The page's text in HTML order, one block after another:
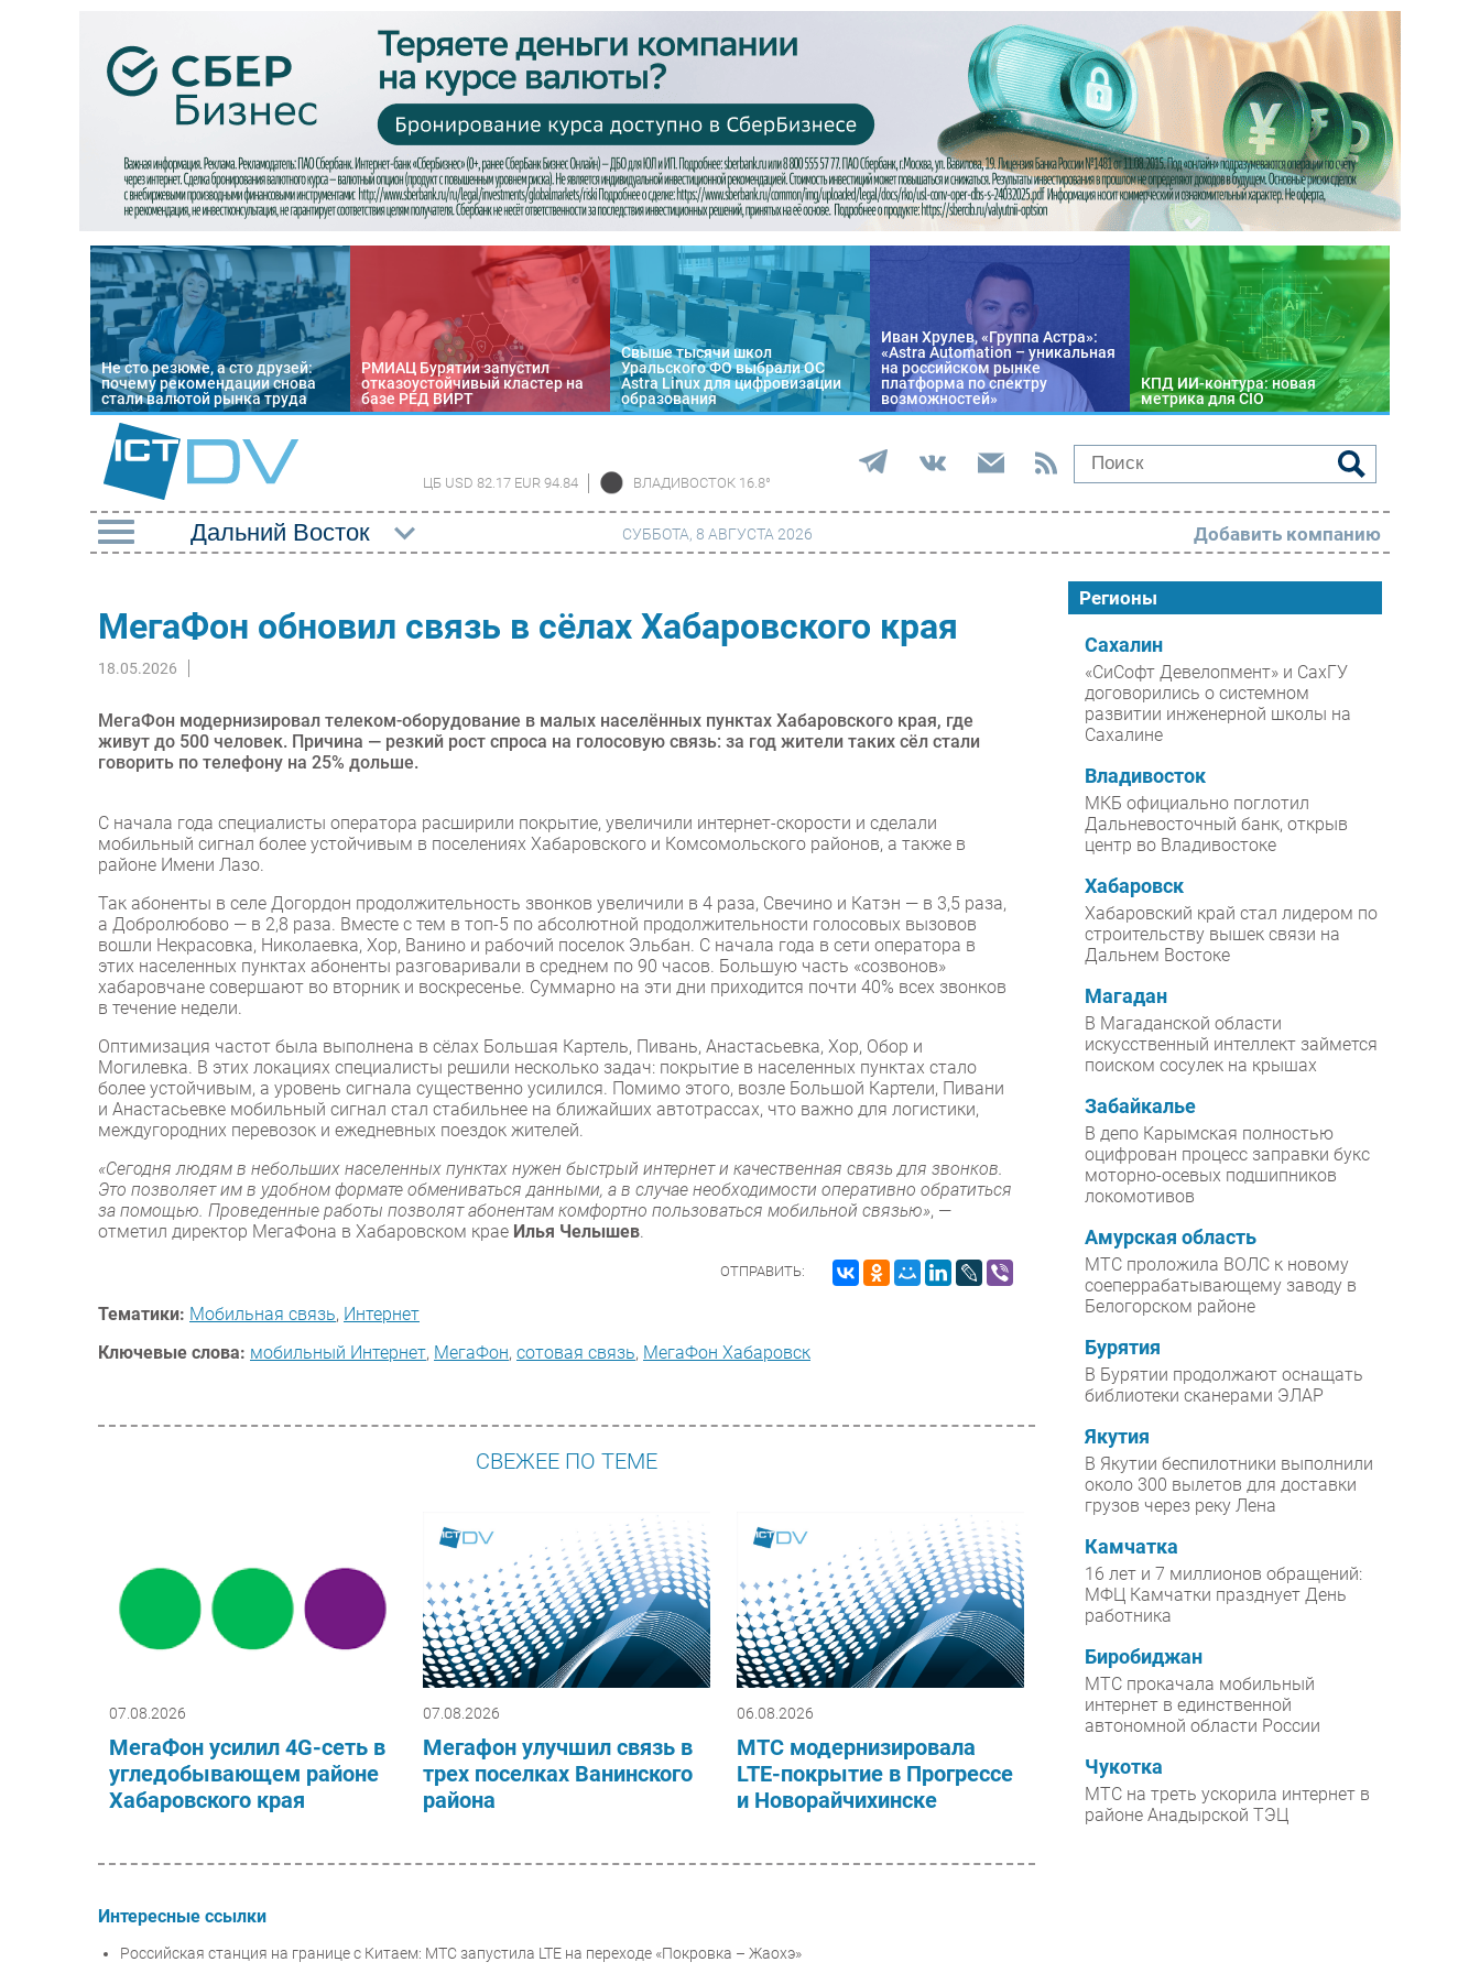
Не сто резюме, а сто друзей:
почему рекомендации снова
стали валютой рынка труда
РМИАЦ Бурятии запустил
отказоустойчивый кластер на
базе РЕД ВИРТ
Свыше тысячи школ
Уральского ФО выбрали ОС
Astra Linux для цифровизации
образования
Иван Хрулев, «Группа Астра»:
«Astra Automation – уникальная
на российском рынке
платформа по спектру
возможностей»
КПД ИИ-контура: новая
метрика для CIO
ЦБ USD 82.17 EUR 94.84 ВЛАДИВОСТОК 16.8°
Импорто­замещение
Автоматизация
Интернет
Мобильная связь
Фиксированная связь
Интеграция
Рынок ПК
Маркетинг
Оборудование
ПО
Кадры
Финансы
Безопасность
Инновации
Гаджеты
РАЗДЕЛЫ
Новости
Аналитика
Интервью
Проекты
IT класс
Каталог компаний
СУББОТА, 8 АВГУСТА 2026 Добавить компанию
МегаФон обновил связь в сёлах Хабаровского края
18.05.2026
МегаФон модернизировал телеком-оборудование в малых населённых пунктах Хабаровского края, где
живут до 500 человек. Причина — резкий рост спроса на голосовую связь: за год жители таких сёл стали
говорить по телефону на 25% дольше.
С начала года специалисты оператора расширили покрытие, увеличили интернет-скорости и сделали
мобильный сигнал более устойчивым в поселениях Хабаровского и Комсомольского районов, а также в
районе Имени Лазо.
Так абоненты в селе Догордон продолжительность звонков увеличили в 4 раза, Свечино и Катэн — в 3,5 раза,
а Добролюбово — в 2,8 раза. Вместе с тем в топ-5 по абсолютной продолжительности голосовых вызовов
вошли Некрасовка, Николаевка, Хор, Ванино и рабочий поселок Эльбан. С начала года в сети оператора в
этих населенных пунктах абоненты разговаривали в среднем по 90 часов. Большую часть «созвонов»
хабаровчане совершают во вторник и воскресенье. Суммарно на эти дни приходится почти 40% всех звонков
в течение недели.
Оптимизация частот была выполнена в сёлах Большая Картель, Пивань, Анастасьевка, Хор, Обор и
Могилевка. В этих локациях специалисты решили несколько задач: покрытие в населенных пунктах стало
более устойчивым, а уровень сигнала существенно усилился. Помимо этого, возле Большой Картели, Пивани
и Анастасьевке мобильный сигнал стал стабильнее на ближайших автотрассах, что важно для логистики,
междугородних перевозок и ежедневных поездок жителей.
«Сегодня людям в небольших населенных пунктах нужен быстрый интернет и качественная связь для звонков.
Это позволяет им в удобном формате обмениваться данными, а в случае необходимости оперативно обратиться
за помощью. Проведенные работы позволят абонентам комфортно пользоваться мобильной связью», —
отметил директор МегаФона в Хабаровском крае Илья Челышев.
ОТПРАВИТЬ:
Тематики: Мобильная связь, Интернет
Ключевые слова: мобильный Интернет, МегаФон, сотовая связь, МегаФон Хабаровск
СВЕЖЕЕ ПО ТЕМЕ
07.08.2026
МегаФон усилил 4G-сеть в
угледобывающем районе
Хабаровского края
07.08.2026
Мегафон улучшил связь в
трех поселках Ванинского
района
06.08.2026
МТС модернизировала
LTE-покрытие в Прогрессе
и Новорайчихинске
Интересные ссылки
Российская станция на границе с Китаем: МТС запустила LTE на переходе «Покровка – Жаохэ»
Регионы
Сахалин
«СиСофт Девелопмент» и СахГУ
договорились о системном
развитии инженерной школы на
Сахалине
Владивосток
МКБ официально поглотил
Дальневосточный банк, открыв
центр во Владивостоке
Хабаровск
Хабаровский край стал лидером по
строительству вышек связи на
Дальнем Востоке
Магадан
В Магаданской области
искусственный интеллект займется
поиском сосулек на крышах
Забайкалье
В депо Карымская полностью
оцифрован процесс заправки букс
моторно-осевых подшипников
локомотивов
Амурская область
МТС проложила ВОЛС к новому
соеперрабатывающему заводу в
Белогорском районе
Бурятия
В Бурятии продолжают оснащать
библиотеки сканерами ЭЛАР
Якутия
В Якутии беспилотники выполнили
около 300 вылетов для доставки
грузов через реку Лена
Камчатка
16 лет и 7 миллионов обращений:
МФЦ Камчатки празднует День
работника
Биробиджан
МТС прокачала мобильный
интернет в единственной
автономной области России
Чукотка
МТС на треть ускорила интернет в
районе Анадырской ТЭЦ